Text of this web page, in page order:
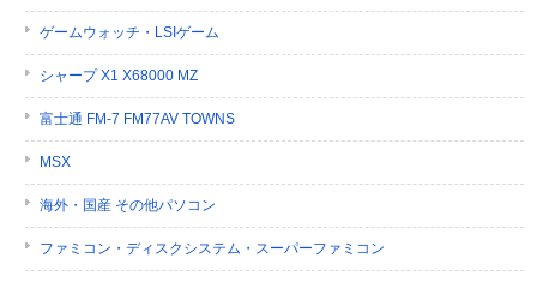
ゲームウォッチ・LSIゲーム
シャープ X1 X68000 MZ
富士通 FM-7 FM77AV TOWNS
MSX
海外・国産 その他パソコン
ファミコン・ディスクシステム・スーパーファミコン